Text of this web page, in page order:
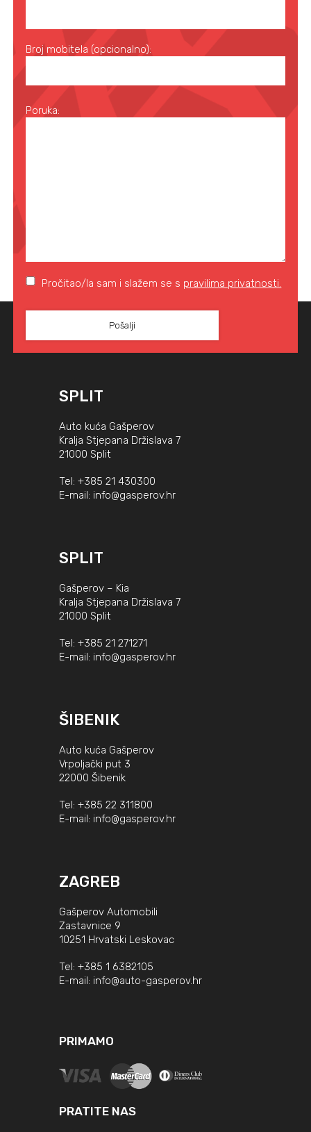
Broj mobitela (opcionalno):
Poruka:
Pročitao/la sam i slažem se s pravilima privatnosti.
SPLIT
Auto kuća Gašperov
Kralja Stjepana Držislava 7
21000 Split
Tel: +385 21 430300
E-mail: info@gasperov.hr
SPLIT
Gašperov – Kia
Kralja Stjepana Držislava 7
21000 Split
Tel: +385 21 271271
E-mail: info@gasperov.hr
ŠIBENIK
Auto kuća Gašperov
Vrpoljački put 3
22000 Šibenik
Tel: +385 22 311800
E-mail: info@gasperov.hr
ZAGREB
Gašperov Automobili
Zastavnice 9
10251 Hrvatski Leskovac
Tel: +385 1 6382105
E-mail: info@auto-gasperov.hr
PRIMAMO
PRATITE NAS